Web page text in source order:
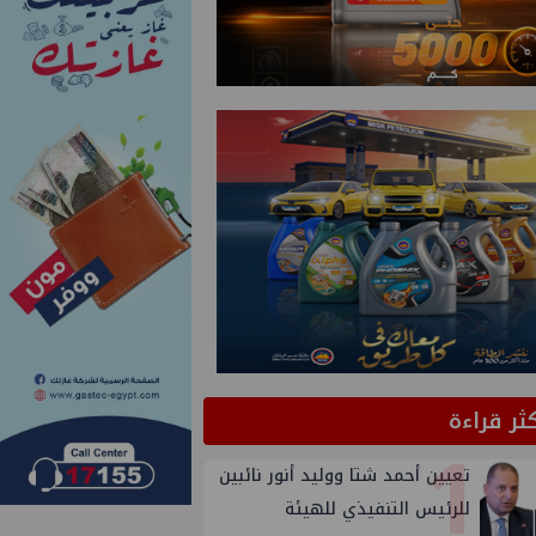
قراءة
تعيين أحمد شتا ووليد أنور نائبين
للرئيس التنفيذي للهيئة